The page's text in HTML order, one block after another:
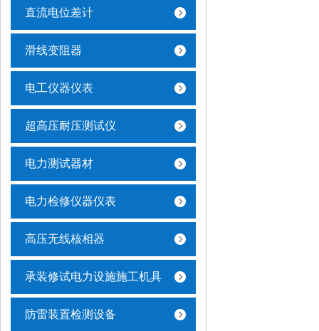
直流电位差计
滑线变阻器
电工仪器仪表
超高压耐压测试仪
电力测试器材
电力检修仪器仪表
高压无线核相器
承装修试电力设施施工机具
防雷装置检测设备